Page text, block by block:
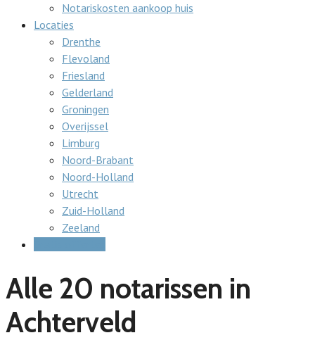
Notariskosten aankoop huis
Locaties
Drenthe
Flevoland
Friesland
Gelderland
Groningen
Overijssel
Limburg
Noord-Brabant
Noord-Holland
Utrecht
Zuid-Holland
Zeeland
Alle 20 notarissen in
Achterveld